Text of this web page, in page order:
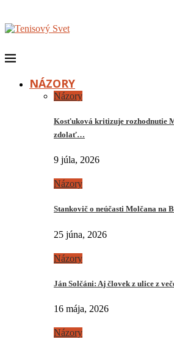
NÁZORY
Názory
Kosťuková kritizuje rozhodnutie
zdolať…
9 júla, 2026
Názory
Stankovič o neúčasti Molčana na
25 júna, 2026
Názory
Ján Solčáni: Aj človek z ulice z
16 mája, 2026
Názory